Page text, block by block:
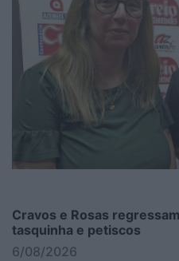
Cravos e Rosas
tasquinha e petiscos
6/08/2026